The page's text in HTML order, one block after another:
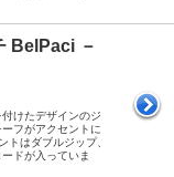
BelPaci －
けたデザインのジ
フがアクセントに
トはダブルジップ、
ドが入っていま